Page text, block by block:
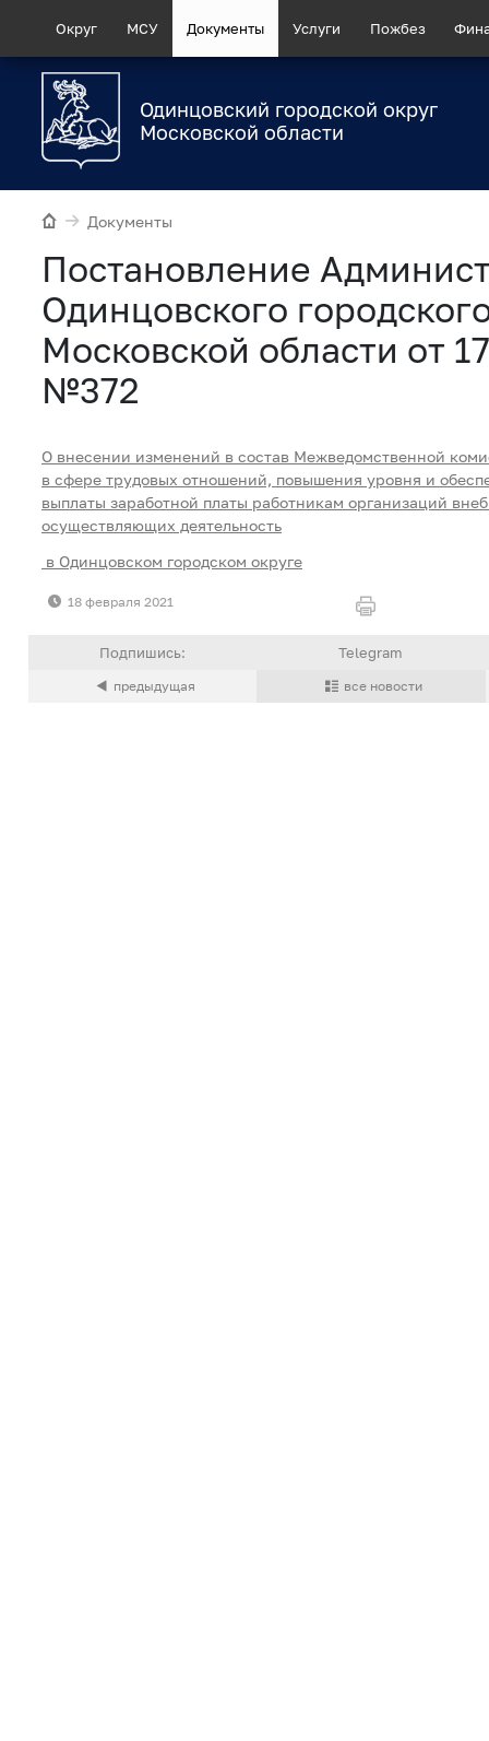
Округ МСУ Документы Услуги Пожбез
Одинцовский городской округ
Московской области
Документы
Постановление
Одинцовского
Московской области от
№372
О внесении изменений в состав Межведомственной
в сфере трудовых отношений, повышения уровня и
выплаты заработной платы работникам организаций
осуществляющих деятельность
в Одинцовском городском округе
18 февраля 2021